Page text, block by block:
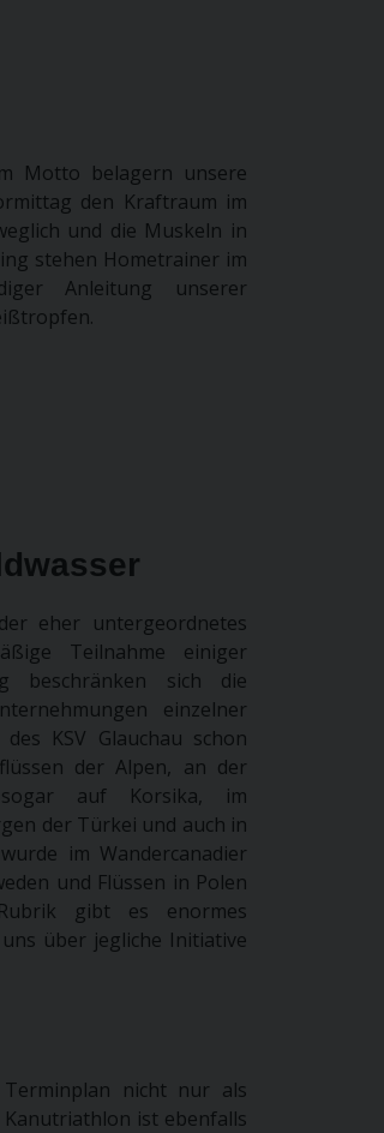
Motto belagern unsere
den Kraftraum im
und die Muskeln in
stehen Hometrainer im
Anleitung unserer
eher untergeordnetes
Teilnahme einiger
beschränken sich die
einzelner
KSV Glauchau schon
der Alpen, an der
auf Korsika, im
der Türkei und auch in
im Wandercanadier
und Flüssen in Polen
gibt es enormes
über jegliche Initiative
nicht nur als
ist ebenfalls